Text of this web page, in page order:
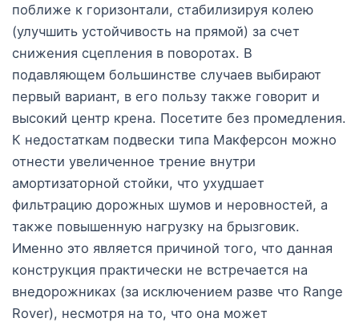
поближе к горизонтали, стабилизируя колею
(улучшить устойчивость на прямой) за счет
снижения сцепления в поворотах. В
подавляющем большинстве случаев выбирают
первый вариант, в его пользу также говорит и
высокий центр крена. Посетите без промедления.
К недостаткам подвески типа Макферсон можно
отнести увеличенное трение внутри
амортизаторной стойки, что ухудшает
фильтрацию дорожных шумов и неровностей, а
также повышенную нагрузку на брызговик.
Именно это является причиной того, что данная
конструкция практически не встречается на
внедорожниках (за исключением разве что Range
Rover), несмотря на то, что она может